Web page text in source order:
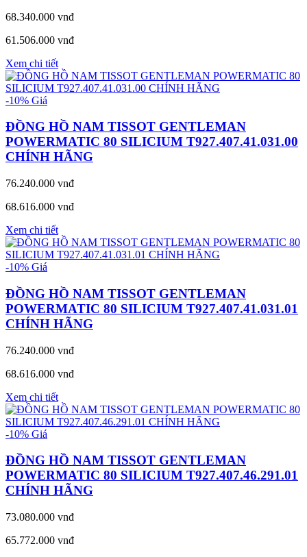
68.340.000 vnđ
61.506.000 vnđ
Xem chi tiết
-10% Giá
ĐỒNG HỒ NAM TISSOT GENTLEMAN
POWERMATIC 80 SILICIUM T927.407.41.031.00
CHÍNH HÃNG
76.240.000 vnđ
68.616.000 vnđ
Xem chi tiết
-10% Giá
ĐỒNG HỒ NAM TISSOT GENTLEMAN
POWERMATIC 80 SILICIUM T927.407.41.031.01
CHÍNH HÃNG
76.240.000 vnđ
68.616.000 vnđ
Xem chi tiết
-10% Giá
ĐỒNG HỒ NAM TISSOT GENTLEMAN
POWERMATIC 80 SILICIUM T927.407.46.291.01
CHÍNH HÃNG
73.080.000 vnđ
65.772.000 vnđ